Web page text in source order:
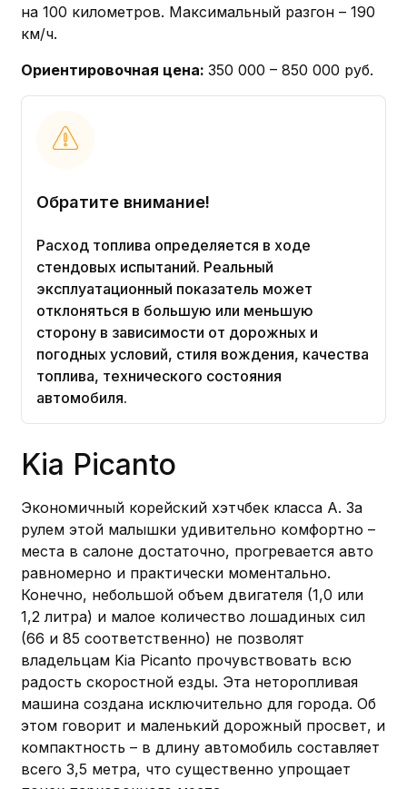
на 100 километров. Максимальный разгон – 190
км/ч.
Ориентировочная цена: 350 000 – 850 000 руб.
Обратите внимание!
Расход топлива определяется в ходе
стендовых испытаний. Реальный
эксплуатационный показатель может
отклоняться в большую или меньшую
сторону в зависимости от дорожных и
погодных условий, стиля вождения, качества
топлива, технического состояния
автомобиля.
Kia Picanto
Экономичный корейский хэтчбек класса А. За
рулем этой малышки удивительно комфортно –
места в салоне достаточно, прогревается авто
равномерно и практически моментально.
Конечно, небольшой объем двигателя (1,0 или
1,2 литра) и малое количество лошадиных сил
(66 и 85 соответственно) не позволят
владельцам Kia Picanto прочувствовать всю
радость скоростной езды. Эта неторопливая
машина создана исключительно для города. Об
этом говорит и маленький дорожный просвет, и
компактность – в длину автомобиль составляет
всего 3,5 метра, что существенно упрощает